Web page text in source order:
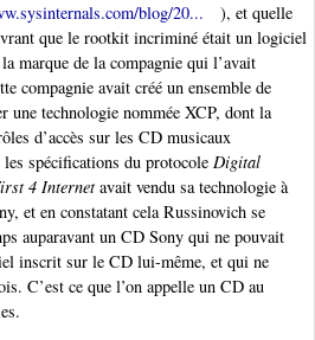
blog/20...
), et quelle
que le rootkit incriminé était un logiciel
marque de la compagnie qui l’avait
compagnie avait créé un ensemble de
une technologie nommée XCP, dont la
d’accès sur les CD musicaux
spécifications du protocole Digital
4 Internetavait vendu sa technologie à
et en constatant cela Russinovich se
auparavant un CD Sony qui ne pouvait
inscrit sur le CD lui-même, et qui ne
C’est ce que l’on appelle un CD au